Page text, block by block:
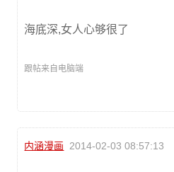
海底深,女人心够很了
跟帖来自电脑端
内涵漫画 2014-02-03 08:57:13